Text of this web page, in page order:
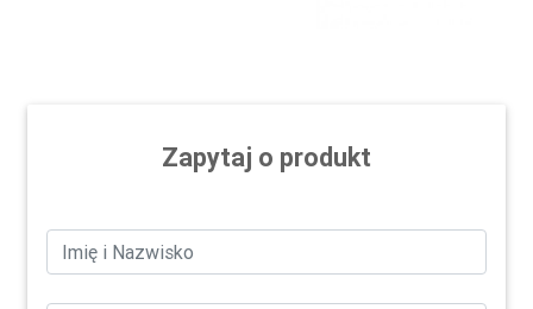
Zapytaj o produkt